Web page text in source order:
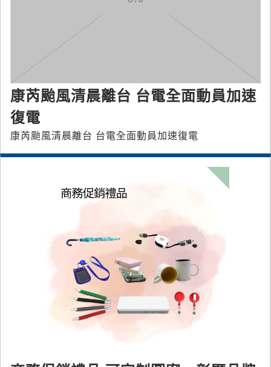
康芮颱風清晨離台 台電全面動員加速
復電
康芮颱風清晨離台 台電全面動員加速復電